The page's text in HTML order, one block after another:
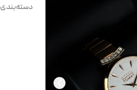
دسته‌بندی